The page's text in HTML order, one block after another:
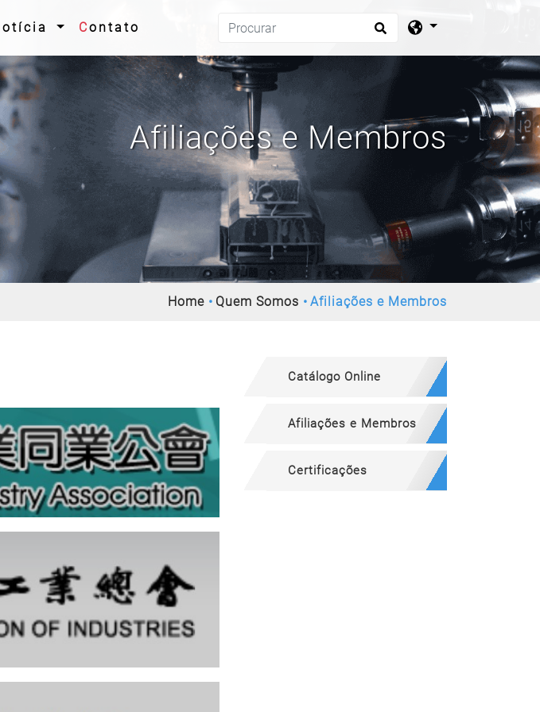
Notícia Contato
Afiliações e Membros
Home Quem Somos Afiliações e Membros
Catálogo Online
Afiliações e Membros
Certificações